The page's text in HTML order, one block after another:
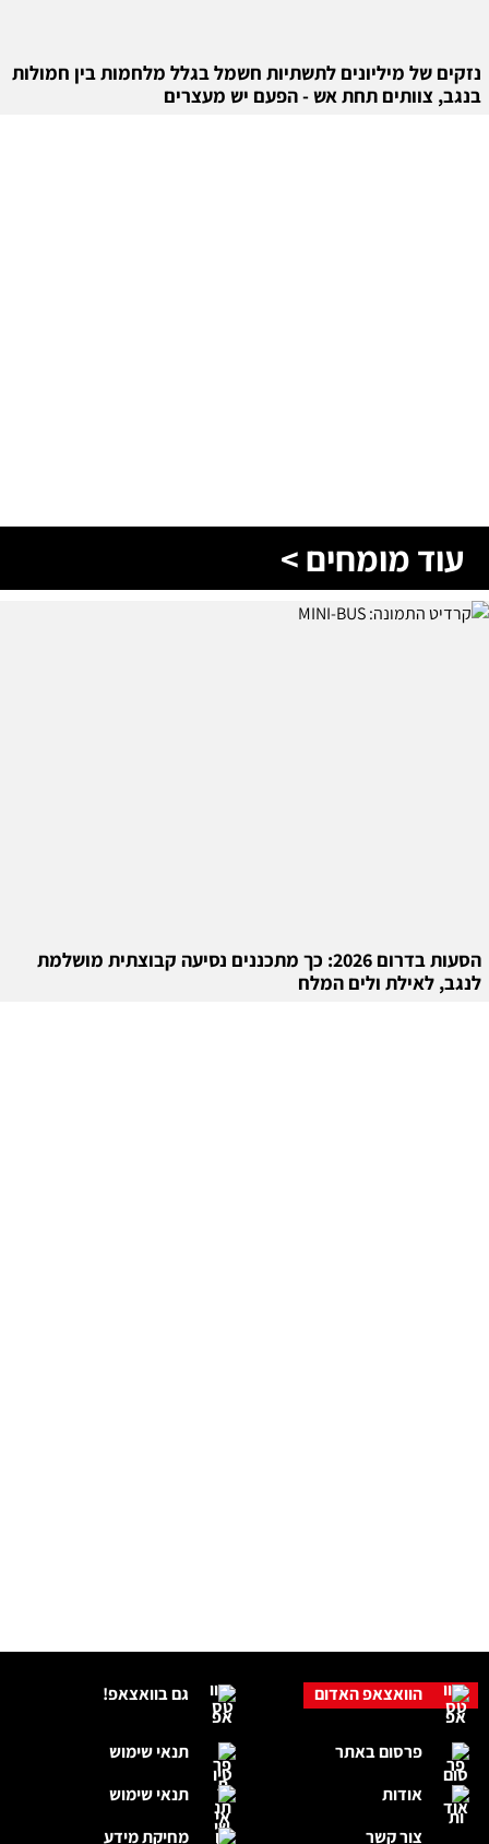
נזקים של מיליונים לתשתיות חשמל בגלל מלחמות בין חמולות
בנגב, צוותים תחת אש - הפעם יש מעצרים
עוד מומחים >
הסעות בדרום 2026: כך מתכננים נסיעה קבוצתית מושלמת
לנגב, לאילת ולים המלח
גם בוואצאפ!
תנאי שימוש
תנאי שימוש
מחיקת מידע
הוואצאפ האדום
פרסום באתר
אודות
צור קשר